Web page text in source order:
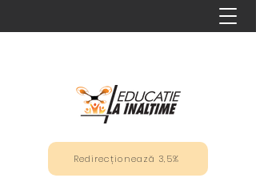
Redirecționează 3,5%